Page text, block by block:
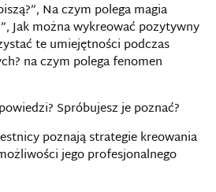
Na czym polega magia
Jak można wykreować pozytywny
te umiejętności podczas
na czym polega fenomen
Spróbujesz je poznać?
poznają strategie kreowania
jego profesjonalnego